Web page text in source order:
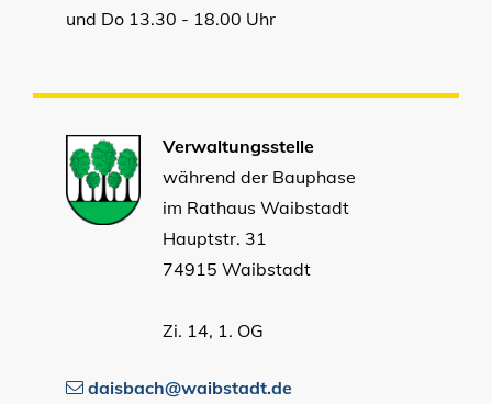
und Do 13.30 - 18.00 Uhr
Verwaltungsstelle
während der Bauphase
im Rathaus Waibstadt
Hauptstr. 31
74915 Waibstadt
Zi. 14, 1. OG
daisbach@waibstadt.de